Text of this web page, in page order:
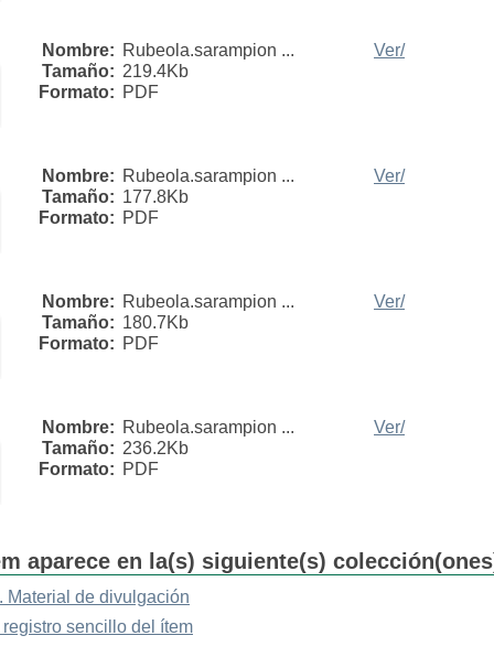
Nombre: Rubeola.sarampion ...
Tamaño: 219.4Kb
Formato: PDF
Ver/
Nombre: Rubeola.sarampion ...
Tamaño: 177.8Kb
Formato: PDF
Ver/
Nombre: Rubeola.sarampion ...
Tamaño: 180.7Kb
Formato: PDF
Ver/
Nombre: Rubeola.sarampion ...
Tamaño: 236.2Kb
Formato: PDF
Ver/
aparece en la(s) siguiente(s)
Material de divulgación
sencillo del ítem